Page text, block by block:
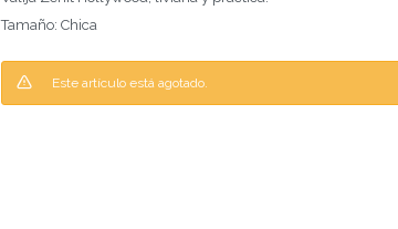
Tamaño: Chica
Este artículo está agotado.